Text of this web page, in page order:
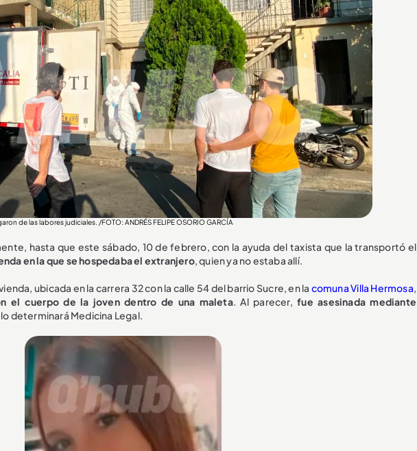
de las labores judiciales. /FOTO: ANDRÉS FELIPE OSORIO GARCÍA
hasta que este sábado, 10 de febrero, con la ayuda del taxista que la transportó el
en la que se hospedaba el extranjero, quien ya no estaba allí.
ubicada en la carrera 32 con la calle 54 del barrio Sucre, en la comuna Villa Hermosa,
el cuerpo de la joven dentro de una maleta. Al parecer,fue asesinada mediante
determinará Medicina Legal.